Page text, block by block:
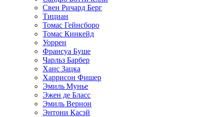
Свен Ричард Берг
Тициан
Томас Гейнсборо
Томас Кинкейд
Уоррен
Франсуа Буше
Чарльз Барбер
Ханс Зацка
Харрисон Фишер
Эмиль Мунье
Эжен де Бласс
Эмиль Вернон
Энтони Касэй